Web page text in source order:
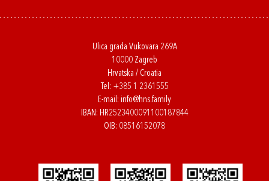
Ulica grada Vukovara 269A
10000 Zagreb
Hrvatska / Croatia
Tel: +385 1 2361555
E-mail: info@hns.family
IBAN: HR2523400091100187844
OIB: 08516152078